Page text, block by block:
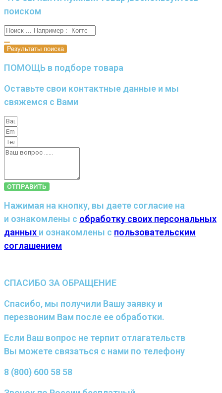
поиском
Результаты поиска
ПОМОЩЬ в подборе товара
Оставьте свои контактные данные и мы
свяжемся с Вами
ОТПРАВИТЬ
Нажимая на кнопку, вы даете согласие на
и ознакомлены с обработку своих персональных
данных и ознакомлены с пользовательским
соглашением
СПАСИБО ЗА ОБРАЩЕНИЕ
Спасибо, мы получили Вашу заявку и
перезвоним Вам после ее обработки.
Если Ваш вопрос не терпит отлагательств
Вы можете связаться с нами по телефону
8 (800) 600 58 58